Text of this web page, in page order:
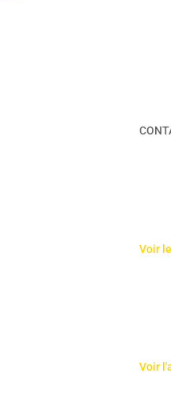
Voir
Voir